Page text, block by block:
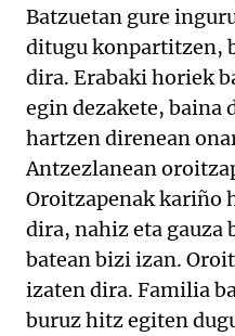
Batzuetan gure
ditugu konpartitzen,
dira. Erabaki horiek
egin dezakete, baina
hartzen direnean
Antzezlanean
Oroitzapenak kariño
dira, nahiz eta gauza
batean bizi izan.
izaten dira. Familia
buruz hitz egiten